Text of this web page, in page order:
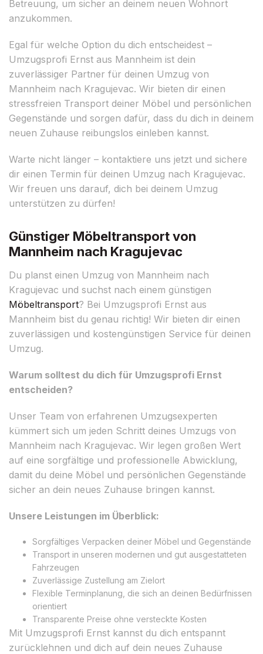
Betreuung, um sicher an deinem neuen Wohnort
anzukommen.
Egal für welche Option du dich entscheidest –
Umzugsprofi Ernst aus Mannheim ist dein
zuverlässiger Partner für deinen Umzug von
Mannheim nach Kragujevac. Wir bieten dir einen
stressfreien Transport deiner Möbel und persönlichen
Gegenstände und sorgen dafür, dass du dich in deinem
neuen Zuhause reibungslos einleben kannst.
Warte nicht länger – kontaktiere uns jetzt und sichere
dir einen Termin für deinen Umzug nach Kragujevac.
Wir freuen uns darauf, dich bei deinem Umzug
unterstützen zu dürfen!
Günstiger Möbeltransport von
Mannheim nach Kragujevac
Du planst einen Umzug von Mannheim nach
Kragujevac und suchst nach einem günstigen
Möbeltransport? Bei Umzugsprofi Ernst aus
Mannheim bist du genau richtig! Wir bieten dir einen
zuverlässigen und kostengünstigen Service für deinen
Umzug.
Warum solltest du dich für Umzugsprofi Ernst
entscheiden?
Unser Team von erfahrenen Umzugsexperten
kümmert sich um jeden Schritt deines Umzugs von
Mannheim nach Kragujevac. Wir legen großen Wert
auf eine sorgfältige und professionelle Abwicklung,
damit du deine Möbel und persönlichen Gegenstände
sicher an dein neues Zuhause bringen kannst.
Unsere Leistungen im Überblick:
Sorgfältiges Verpacken deiner Möbel und Gegenstände
Transport in unseren modernen und gut ausgestatteten
Fahrzeugen
Zuverlässige Zustellung am Zielort
Flexible Terminplanung, die sich an deinen Bedürfnissen
orientiert
Transparente Preise ohne versteckte Kosten
Mit Umzugsprofi Ernst kannst du dich entspannt
zurücklehnen und dich auf dein neues Zuhause